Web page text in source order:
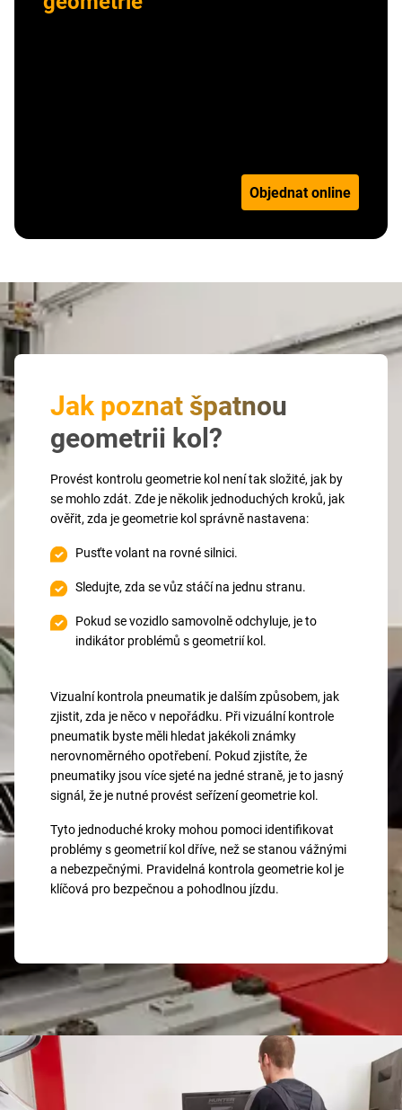
Objednat online
Jak poznat špatnou
geometrii kol?
Provést kontrolu geometrie kol není tak složité, jak by
se mohlo zdát. Zde je několik jednoduchých kroků, jak
ověřit, zda je geometrie kol správně nastavena:
Pusťte volant na rovné silnici.
Sledujte, zda se vůz stáčí na jednu stranu.
Pokud se vozidlo samovolně odchyluje, je to
indikátor problémů s geometrií kol.
Vizualní kontrola pneumatik je dalším způsobem, jak
zjistit, zda je něco v nepořádku. Při vizuální kontrole
pneumatik byste měli hledat jakékoli známky
nerovnoměrného opotřebení. Pokud zjistíte, že
pneumatiky jsou více sjeté na jedné straně, je to jasný
signál, že je nutné provést seřízení geometrie kol.
Tyto jednoduché kroky mohou pomoci identifikovat
problémy s geometrií kol dříve, než se stanou vážnými
a nebezpečnými. Pravidelná kontrola geometrie kol je
klíčová pro bezpečnou a pohodlnou jízdu.